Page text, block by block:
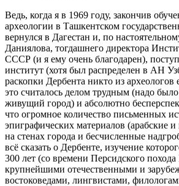
Ведь, когда я в 1969 году, закончив
археологии в Ташкентском
вернулся в Дагестан и, по
Даниялова, тогдашнего директора
СССР (и я ему очень благодарен),
институт (хотя был распределен в АН
раскопки Дербента никто из археологов
это считалось делом трудным (надо
живущий город) и абсолютно
что огромное количество письменных
эпиграфических материалов (арабские
на стенах города и бесчисленные
всё сказать о Дербенте, изучение
300 лет (со времени Персидского
крупнейшими отечественными и
востоковедами, лингвистами,